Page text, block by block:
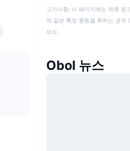
고지사항: 이 페이지에는 제휴 링
와 같은 특정 행동을 취하는 경
세요.
Obol 뉴스